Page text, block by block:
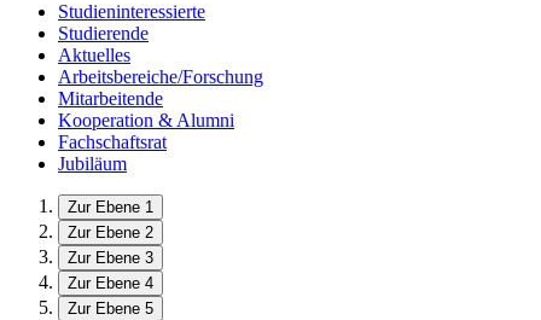
Studieninteressierte
Studierende
Aktuelles
Arbeitsbereiche/Forschung
Mitarbeitende
Kooperation & Alumni
Fachschaftsrat
Jubiläum
Zur Ebene 1
Zur Ebene 2
Zur Ebene 3
Zur Ebene 4
Zur Ebene 5